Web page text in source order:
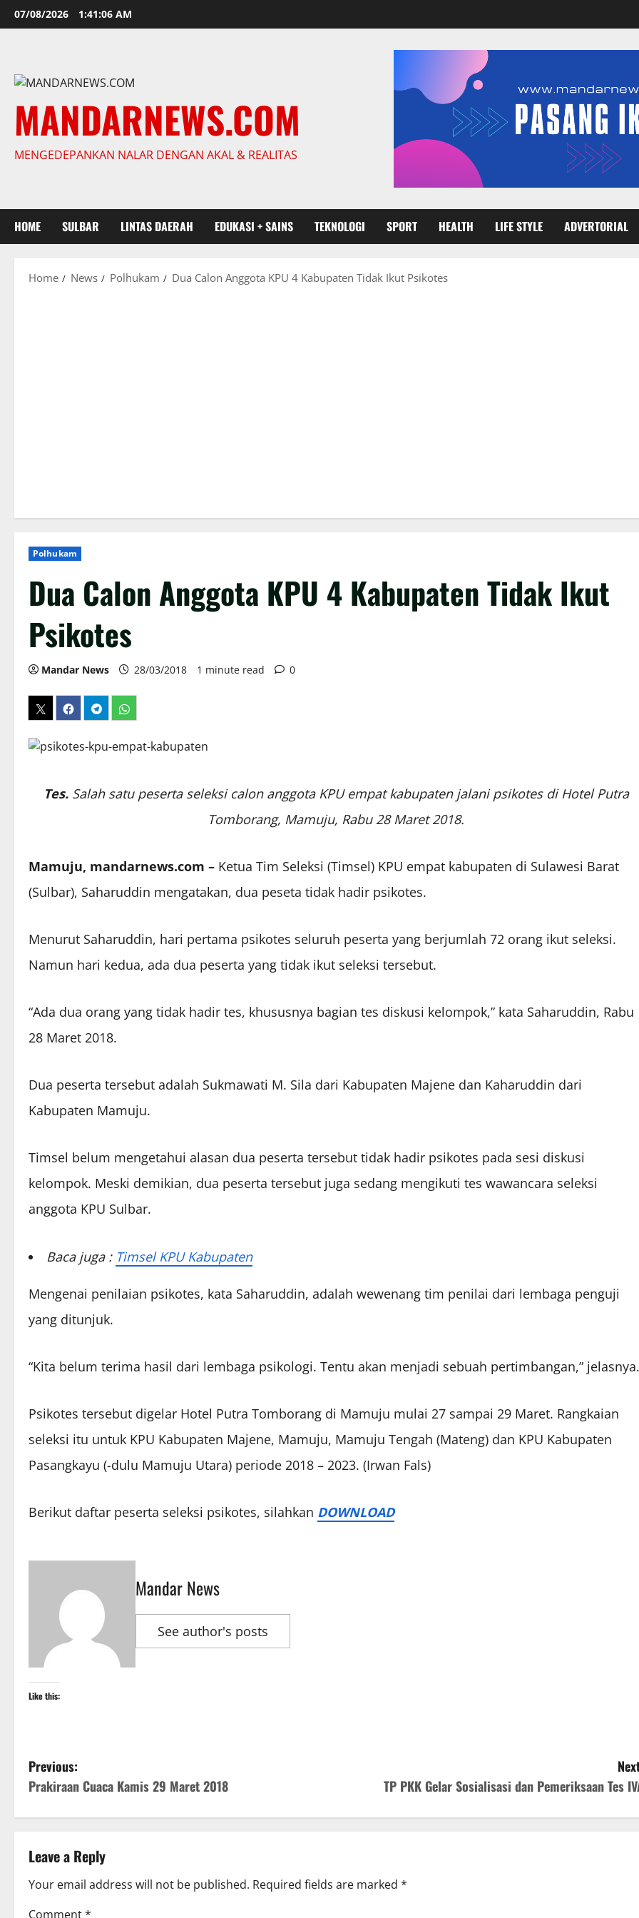
Skip
to
07/08/2026 1:41:07 AM
MANDARNEWS.COM
MENGEDEPANKAN NALAR DENGAN AKAL & REALITAS
HOME SULBAR LINTAS DAERAH EDUKASI + SAINS TEKNOLOGI SPORT HEALTH LIFE STYLE ADVERTORIAL
Home News Polhukam Dua Calon Anggota KPU 4 Kabupaten Tidak Ikut Psikotes
Polhukam
Dua Calon Anggota KPU 4 Kabupaten Tidak Ikut
Psikotes
Mandar News 28/03/2018 1 minute read 0
Tes.Salah satu peserta seleksi calon anggota KPU empat kabupaten jalani psikotes di Hotel Putra
Tomborang, Mamuju, Rabu 28 Maret 2018.
Mamuju, mandarnews.com – Ketua Tim Seleksi (Timsel) KPU empat kabupaten di Sulawesi Barat
(Sulbar), Saharuddin mengatakan, dua peseta tidak hadir psikotes.
Menurut Saharuddin, hari pertama psikotes seluruh peserta yang berjumlah 72 orang ikut seleksi.
Namun hari kedua, ada dua peserta yang tidak ikut seleksi tersebut.
“Ada dua orang yang tidak hadir tes, khususnya bagian tes diskusi kelompok,” kata Saharuddin, Rabu
28 Maret 2018.
Dua peserta tersebut adalah Sukmawati M. Sila dari Kabupaten Majene dan Kaharuddin dari
Kabupaten Mamuju.
Timsel belum mengetahui alasan dua peserta tersebut tidak hadir psikotes pada sesi diskusi
kelompok. Meski demikian, dua peserta tersebut juga sedang mengikuti tes wawancara seleksi
anggota KPU Sulbar.
Baca juga : Timsel KPU Kabupaten
Mengenai penilaian psikotes, kata Saharuddin, adalah wewenang tim penilai dari lembaga penguji
yang ditunjuk.
“Kita belum terima hasil dari lembaga psikologi. Tentu akan menjadi sebuah pertimbangan,” jelasnya.
Psikotes tersebut digelar Hotel Putra Tomborang di Mamuju mulai 27 sampai 29 Maret. Rangkaian
seleksi itu untuk KPU Kabupaten Majene, Mamuju, Mamuju Tengah (Mateng) dan KPU Kabupaten
Pasangkayu (-dulu Mamuju Utara) periode 2018 – 2023. (Irwan Fals)
Berikut daftar peserta seleksi psikotes, silahkan DOWNLOAD
Mandar News
See author's posts
Like this:
P
o
s
t
n
Previous:
Prakiraan Cuaca Kamis 29 Maret 2018
TP PKK Gelar Sosialisasi dan Pemeriksaan Tes
Leave a Reply
Your email address will not be published. Required fields are marked *
Comment*